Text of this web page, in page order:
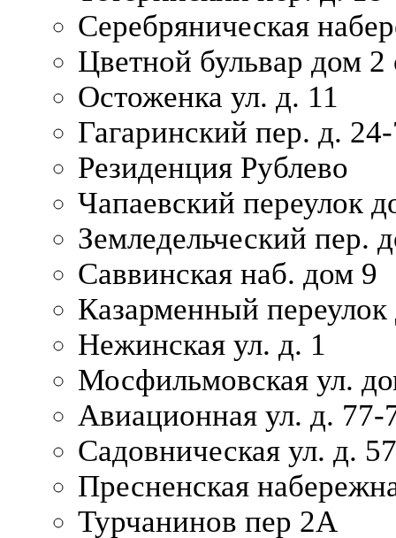
Серебряническая
Цветной бульвар дом 2
Остоженка ул. д. 11
Гагаринский пер. д.
Резиденция Рублево
Чапаевский переулок
Земледельческий пер.
Саввинская наб. дом 9
Казарменный переулок
Нежинская ул. д. 1
Мосфильмовская ул.
Авиационная ул. д. 77-
Садовническая ул. д.
Пресненская
Турчанинов пер 2А